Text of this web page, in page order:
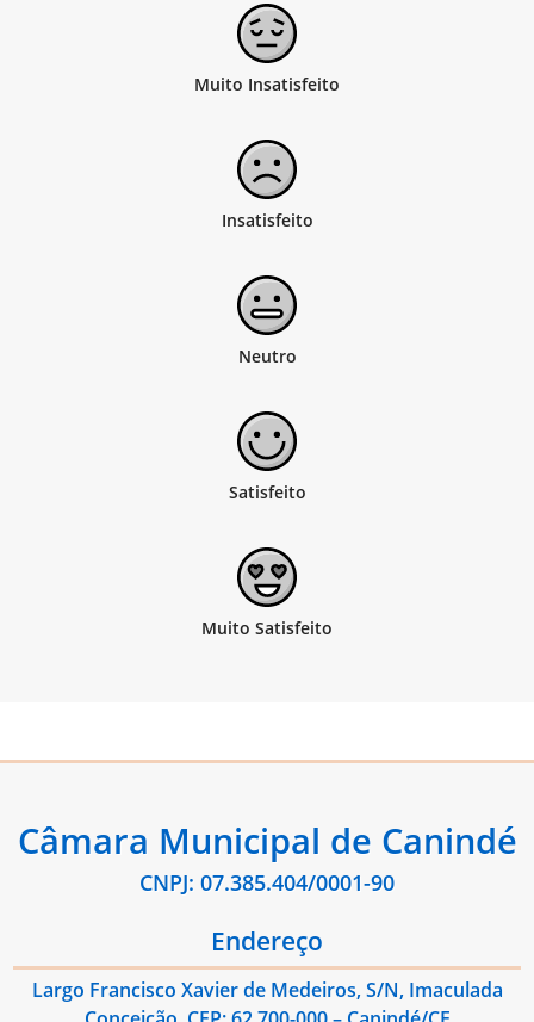
Câmara Municipal de Canindé
CNPJ: 07.385.404/0001-90
Endereço
Largo Francisco Xavier de Medeiros, S/N, Imaculada